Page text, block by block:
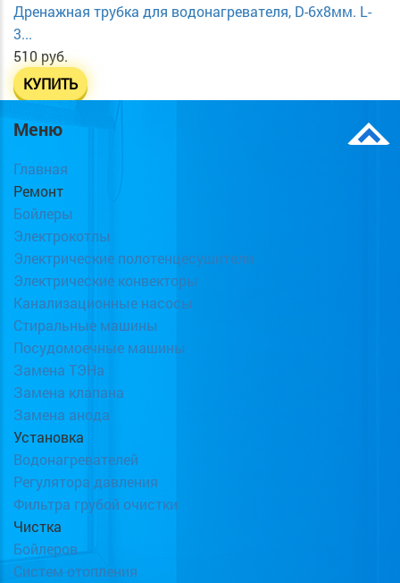
Дренажная трубка для водонагревателя, D-6х8мм. L-
3...
510 руб.
КУПИТЬ
Меню
Главная
Ремонт
Бойлеры
Электрокотлы
Электрические полотенцесушители
Электрические конвекторы
Канализационные насосы
Стиральные машины
Посудомоечные машины
Замена ТЭНа
Замена клапана
Замена анода
Установка
Водонагревателей
Регулятора давления
Фильтра грубой очистки
Чистка
Бойлеров
Систем отопления